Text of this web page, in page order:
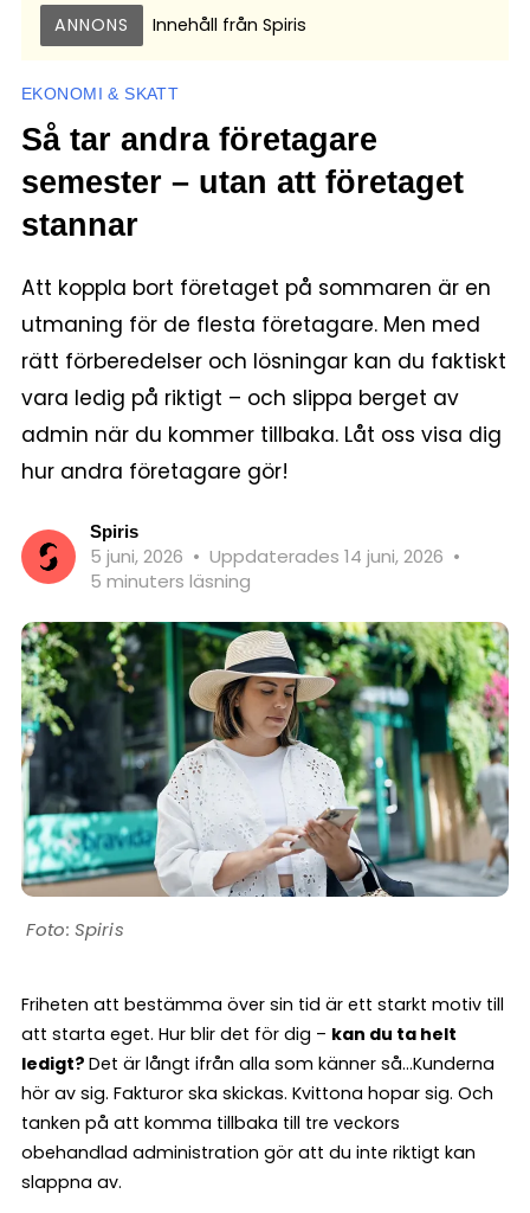
ANNONS Innehåll från Spiris
EKONOMI & SKATT
Så tar andra företagare
semester – utan att företaget
stannar
Att koppla bort företaget på sommaren är en
utmaning för de flesta företagare. Men med
rätt förberedelser och lösningar kan du faktiskt
vara ledig på riktigt – och slippa berget av
admin när du kommer tillbaka. Låt oss visa dig
hur andra företagare gör!
Spiris
5 juni, 2026 • Uppdaterades 14 juni, 2026 •
5 minuters läsning
Spiris
Friheten att bestämma över sin tid är ett starkt motiv till
att starta eget. Hur blir det för dig – kan du ta helt
ledigt? Det är långt ifrån alla som känner så…Kunderna
hör av sig. Fakturor ska skickas. Kvittona hopar sig. Och
tanken på att komma tillbaka till tre veckors
obehandlad administration gör att du inte riktigt kan
slappna av.